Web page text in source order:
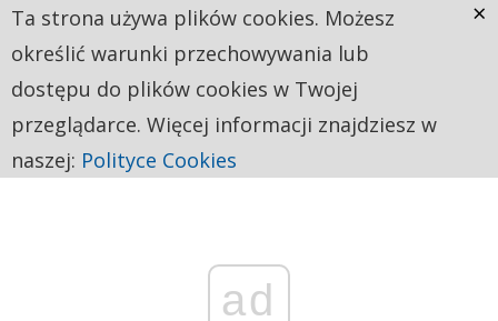
ad
Ta strona używa plików cookies. Możesz
określić warunki przechowywania lub
dostępu do plików cookies w Twojej
przeglądarce. Więcej informacji znajdziesz w
naszej: Polityce Cookies
×